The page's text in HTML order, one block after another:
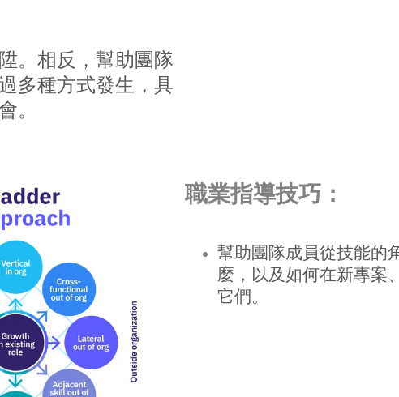
。相反，幫助團隊
多種方式發生，具
。
職業指導技巧：
幫助團隊成員從技能的
麼，以及如何在新專案
它們。